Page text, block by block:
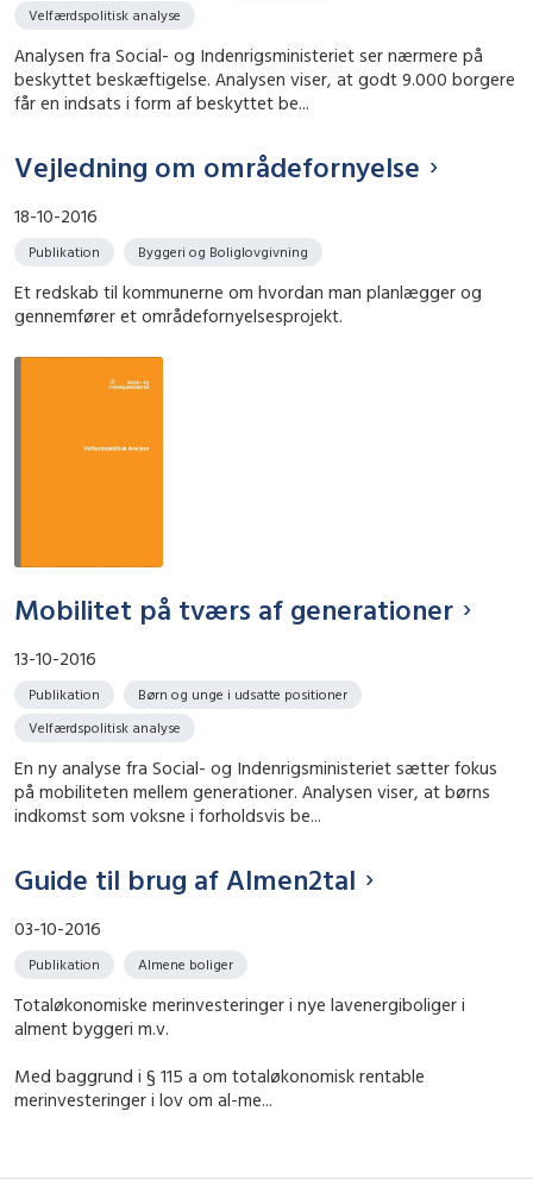
Velfærdspolitisk analyse
Analysen fra Social- og Indenrigsministeriet ser nærmere på
beskyttet beskæftigelse. Analysen viser, at godt 9.000 borgere
får en indsats i form af beskyttet be...
Vejledning om områdefornyelse
18-10-2016
Publikation Byggeri og Boliglovgivning
Et redskab til kommunerne om hvordan man planlægger og
gennemfører et områdefornyelsesprojekt.
Mobilitet på tværs af generationer
13-10-2016
Publikation
Børn og unge i udsatte positioner
Velfærdspolitisk analyse
En ny analyse fra Social- og Indenrigsministeriet sætter fokus
på mobiliteten mellem generationer. Analysen viser, at børns
indkomst som voksne i forholdsvis be...
Guide til brug af Almen2tal
03-10-2016
Publikation Almene boliger
Totaløkonomiske merinvesteringer i nye lavenergiboliger i
alment byggeri m.v.
Med baggrund i § 115 a om totaløkonomisk rentable
merinvesteringer i lov om al-me...